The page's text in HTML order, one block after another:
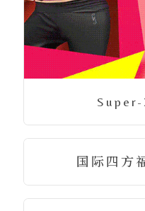
国际四方